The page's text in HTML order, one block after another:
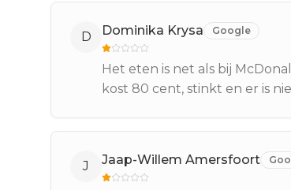
D Dominika Krysa Google
Het eten is net als bij
kost 80 cent, stinkt en er is
J Jaap-Willem Amersfoort